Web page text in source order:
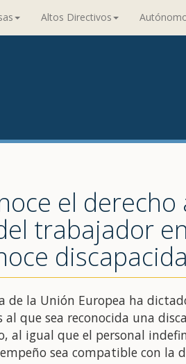
Altos Directivos
el derecho
trabajador
de la Unión Europea ha
que sea reconocida una
al igual que el personal
sea compatible con la